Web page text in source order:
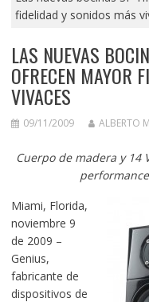
fidelidad y sonidos más
LAS NUEVAS
OFRECEN MAYOR
VIVACES
09/11/2009 ALBERTO
Cuerpo de madera y14
performance
Miami, Florida,
noviembre 9
de 2009 –
Genius,
fabricante de
dispositivos de